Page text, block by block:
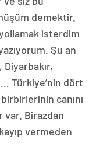
demektir.
isterdim
Şu an
Türkiye’nin dört
canını
var. Birazdan
vermeden